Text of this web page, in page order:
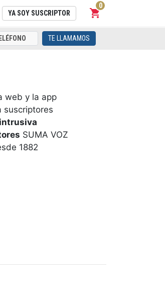
YA SOY SUSCRIPTOR shopping_cart
Carrito
0
TE LLAMAMOS
web y la app
suscriptores
SUMA VOZ
1882